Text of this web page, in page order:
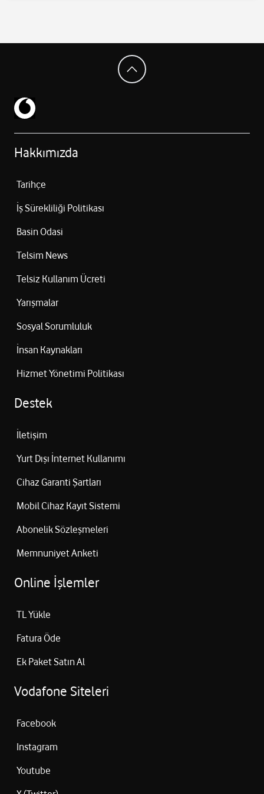
Hakkımızda
Tarihçe
İş Sürekliliği Politikası
Basin Odasi
Telsim News
Telsiz Kullanım Ücreti
Yarışmalar
Sosyal Sorumluluk
İnsan Kaynakları
Hizmet Yönetimi Politikası
Destek
İletişim
Yurt Dışı İnternet Kullanımı
Cihaz Garanti Şartları
Mobil Cihaz Kayıt Sistemi
Abonelik Sözleşmeleri
Memnuniyet Anketi
Online İşlemler
TL Yükle
Fatura Öde
Ek Paket Satın Al
Vodafone Siteleri
Facebook
Instagram
Youtube